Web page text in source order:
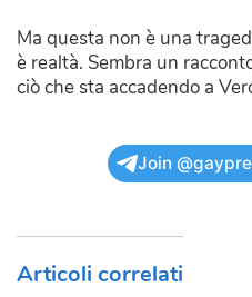
Ma questa non è una
è realtà. Sembra un
ciò che sta accadendo a
Join
Articoli correlati